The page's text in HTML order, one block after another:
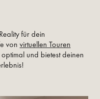
für dein
von virtuellen Touren
und bietest deinen